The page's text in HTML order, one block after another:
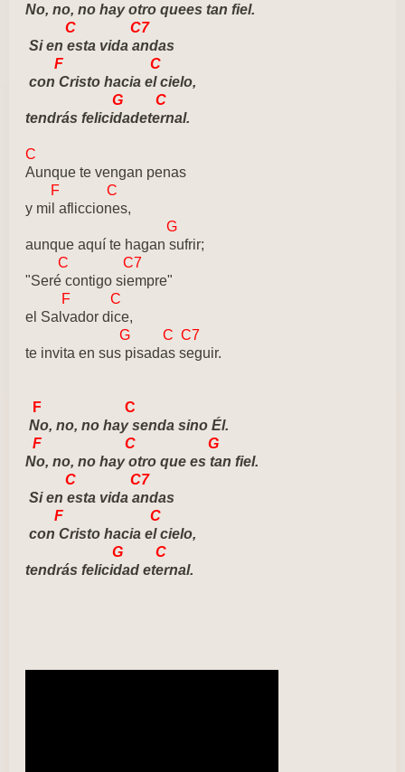
No, no, no hay otro quees tan fiel.
C C7
Si en esta vida andas
F C
con Cristo hacia el cielo,
G C
tendrás felicidadeternal.
C
Aunque te vengan penas
F C
y mil aflicciones,
G
aunque aquí te hagan sufrir;
C C7
"Seré contigo siempre"
F C
e l Salvador dice,
G C C7
te invita en sus pisadas seguir.
F C
No, no, no hay senda sino Él.
F C G
No, no, no hay otro que es tan fiel.
C C7
Si en esta vida andas
F C
con Cristo hacia el cielo,
G C
tendrás felicidad eternal.